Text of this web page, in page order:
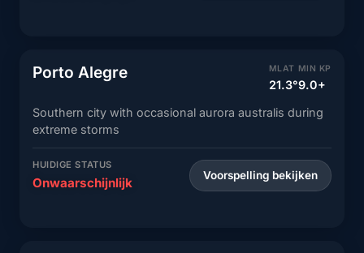
Porto Alegre MLAT
21.3°
MIN KP
9.0+
Southern city with occasional aurora australis during
extreme storms
HUIDIGE STATUS
Onwaarschijnlijk Voorspelling bekijken